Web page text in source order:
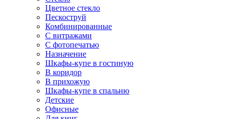
Цветное стекло
Пескоструй
Комбинированные
С витражами
С фотопечатью
Назначение
Шкафы-купе в гостиную
В коридор
В прихожую
Шкафы-купе в спальню
Детские
Офисные